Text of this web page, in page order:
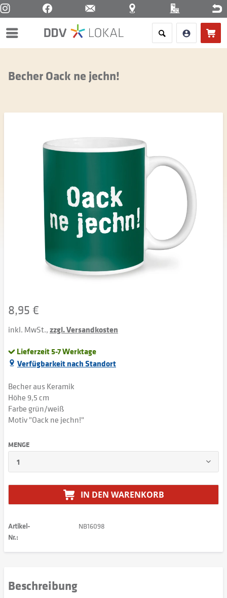
Menü
Becher Oack ne jechn!
8,95 €
inkl. MwSt.,zzgl. Versandkosten
Lieferzeit 5-7 Werktage
Verfügbarkeit nach Standort
Becher aus Keramik
Höhe 9,5 cm
Farbe grün/weiß
Motiv "Oack ne jechn!"
MENGE
IN DEN WARENKORB
Artikel-
Nr.:
NB16098
Beschreibung